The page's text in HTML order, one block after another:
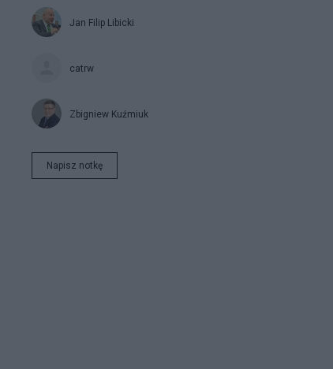
Jan Filip Libicki
catrw
Zbigniew Kuźmiuk
Napisz notkę